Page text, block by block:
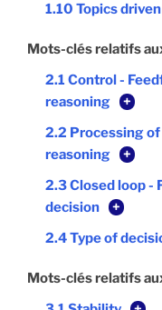
1.10 Topics driven
Mots-clés relatifs
2.1 Control -
reasoning
+
2.2 Processing
reasoning
+
2.3 Closed loop -
decision
+
2.4 Type of
Mots-clés relatifs